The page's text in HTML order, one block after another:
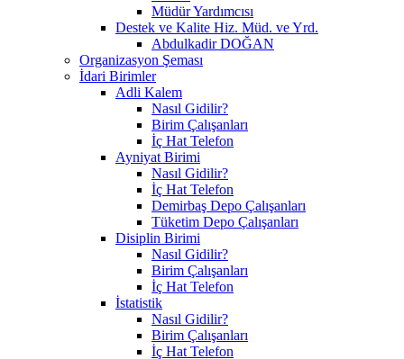
Müdür Yardımcısı
Destek ve Kalite Hiz. Müd. ve Yrd.
Abdulkadir DOĞAN
Organizasyon Şeması
İdari Birimler
Adli Kalem
Nasıl Gidilir?
Birim Çalışanları
İç Hat Telefon
Ayniyat Birimi
Nasıl Gidilir?
İç Hat Telefon
Demirbaş Depo Çalışanları
Tüketim Depo Çalışanları
Disiplin Birimi
Nasıl Gidilir?
Birim Çalışanları
İç Hat Telefon
İstatistik
Nasıl Gidilir?
Birim Çalışanları
İç Hat Telefon